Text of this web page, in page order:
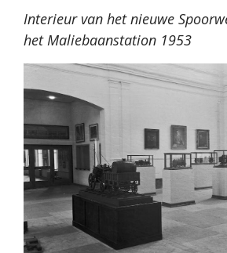
Interieur van het nieuwe
het Maliebaanstation 1953